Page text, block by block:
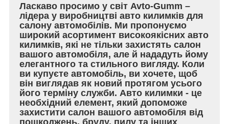
Ласкаво просимо у світ Avto-Gumm –
лідера у виробництві авто килимків для
салону автомобілів. Ми пропонуємо
широкий асортимент високоякісних авто
килимків, які не тільки захистять салон
вашого автомобіля, але й нададуть йому
елегантного та стильного вигляду. Коли
ви купуєте автомобіль, ви хочете, щоб
він виглядав як новий протягом усього
його терміну служби. Авто килимки - це
необхідний елемент, який допоможе
захистити салон вашого автомобіля від
пошкоджень, бруду, пилу та інших